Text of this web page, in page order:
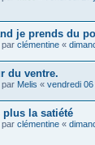
je prends du
par clémentine «
du ventre.
par Melis « vendredi
plus la satiété
par clémentine «